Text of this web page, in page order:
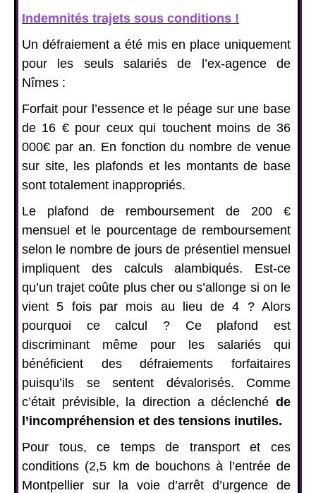
Indemnités trajets sous conditions !
Un défraiement a été mis en place uniquement
pour les seuls salariés de l’ex-agence de
Nîmes :
Forfait pour l’essence et le péage sur une base
de 16 € pour ceux qui touchent moins de 36
000€ par an. En fonction du nombre de venue
sur site, les plafonds et les montants de base
sont totalement inappropriés.
Le plafond de remboursement de 200 €
mensuel et le pourcentage de remboursement
selon le nombre de jours de présentiel mensuel
impliquent des calculs alambiqués. Est-ce
qu’un trajet coûte plus cher ou s’allonge si on le
vient 5 fois par mois au lieu de 4 ? Alors
pourquoi ce calcul ? Ce plafond est
discriminant même pour les salariés qui
bénéficient des défraiements forfaitaires
puisqu’ils se sentent dévalorisés. Comme
c’était prévisible, la direction a déclenché de
l’incompréhension et des tensions inutiles.
Pour tous, ce temps de transport et ces
conditions (2,5 km de bouchons à l’entrée de
Montpellier sur la voie d’arrêt d’urgence de